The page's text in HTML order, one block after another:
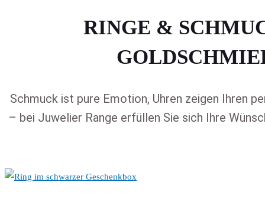
RINGE &
Schmuck ist pure Emotion, Uhren zeigen Ihren
– bei Juwelier Range erfüllen Sie sich Ihre